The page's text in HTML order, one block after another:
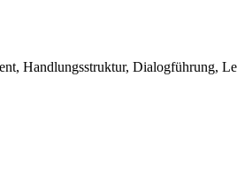
Handlungsstruktur, Dialogführung,